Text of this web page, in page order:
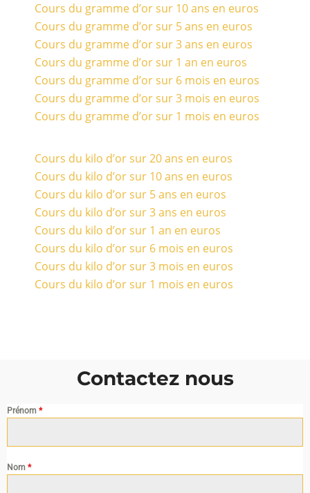
Cours du gramme d’or sur 10 ans en euros
Cours du gramme d’or sur 5 ans en euros
Cours du gramme d’or sur 3 ans en euros
Cours du gramme d’or sur 1 an en euros
Cours du gramme d’or sur 6 mois en euros
Cours du gramme d’or sur 3 mois en euros
Cours du gramme d’or sur 1 mois en euros
Cours du kilo d’or sur 20 ans en euros
Cours du kilo d’or sur 10 ans en euros
Cours du kilo d’or sur 5 ans en euros
Cours du kilo d’or sur 3 ans en euros
Cours du kilo d’or sur 1 an en euros
Cours du kilo d’or sur 6 mois en euros
Cours du kilo d’or sur 3 mois en euros
Cours du kilo d’or sur 1 mois en euros
Contactez nous
Prénom *
Nom *